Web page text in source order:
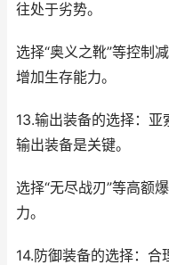
往处于劣势。
选择“奥义之靴”等控制
增加生存能力。
13.输出装备的选择：
输出装备是关键。
选择“无尽战刃”等高额
力。
14.防御装备的选择：